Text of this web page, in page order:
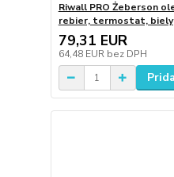
Riwall PRO Żeberson
rebier, termostat, biely
79,31 EUR
64,48 EUR bez DPH